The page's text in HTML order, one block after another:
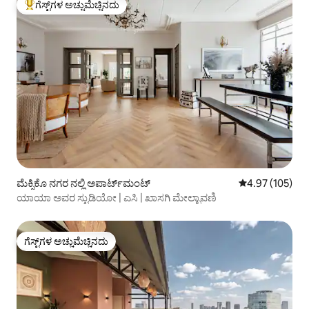
ಗೆಸ್ಟ್‌ಗಳಿಗೆ ಅತಿ ಹೆಚ್ಚು ಅಚ್ಚುಮೆಚ್ಚಿನದು
ಗೆಸ್ಟ್‌ಗಳ ಅಚ್ಚುಮೆಚ್ಚಿನದು
ಮೆಕ್ಸಿಕೊ ನಗರ ನಲ್ಲಿ ಅಪಾರ್ಟ್‌ಮಂಟ್ 5 ರಲ್ಲಿ 4.97
4.97 (105)
ಯಾಯಾ ಅವರ ಸ್ಟುಡಿಯೋ | ಎಸಿ | ಖಾಸಗಿ ಮೇಲ್ಛಾವಣಿ
ಗೆಸ್ಟ್‌ಗಳ ಅಚ್ಚುಮೆಚ್ಚಿನದು
ಗೆಸ್ಟ್‌ಗಳ ಅಚ್ಚುಮೆಚ್ಚಿನದು